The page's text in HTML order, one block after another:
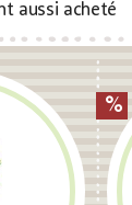
aussi acheté